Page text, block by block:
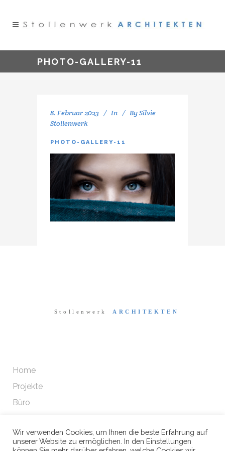
PHOTO-GALLERY-11
8. Februar 2023 In BySilvie
Stollenwerk
PHOTO-GALLERY-11
Home
Projekte
Büro
Datenschutz
Wir verwenden Cookies, um Ihnen die beste Erfahrung auf
unserer Website zu ermöglichen. In den Einstellungen